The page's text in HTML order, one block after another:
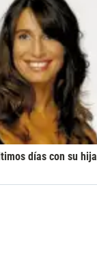
días con su hija